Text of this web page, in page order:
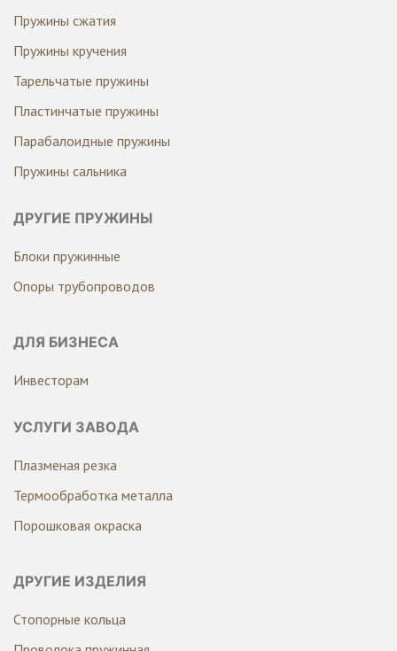
Пружины сжатия
Пружины кручения
Тарельчатые пружины
Пластинчатые пружины
Парабалоидные пружины
Пружины сальника
ДРУГИЕ ПРУЖИНЫ
Блоки пружинные
Опоры трубопроводов
ДЛЯ БИЗНЕСА
Инвесторам
УСЛУГИ ЗАВОДА
Плазменая резка
Термообработка металла
Порошковая окраска
ДРУГИЕ ИЗДЕЛИЯ
Стопорные кольца